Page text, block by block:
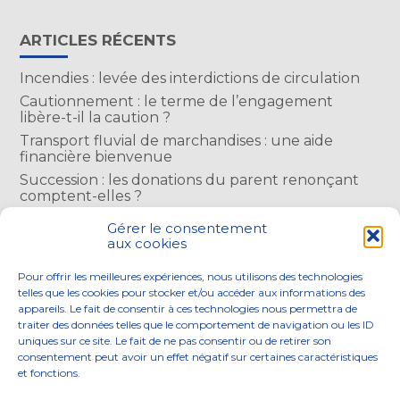
Gérer le consentement
aux cookies
Pour offrir les meilleures expériences, nous utilisons des technologies
telles que les cookies pour stocker et/ou accéder aux informations des
appareils. Le fait de consentir à ces technologies nous permettra de
traiter des données telles que le comportement de navigation ou les ID
uniques sur ce site. Le fait de ne pas consentir ou de retirer son
consentement peut avoir un effet négatif sur certaines caractéristiques
et fonctions.
ARTICLES RÉCENTS
Incendies : levée des interdictions de circulation
Cautionnement : le terme de l’engagement
libère-t-il la caution ?
Transport fluvial de marchandises : une aide
financière bienvenue
Succession : les donations du parent renonçant
comptent-elles ?
Encadrement des loyers : une année de plus
COMMENTAIRES RÉCENTS
FooterNOS ENGAGEMENTS